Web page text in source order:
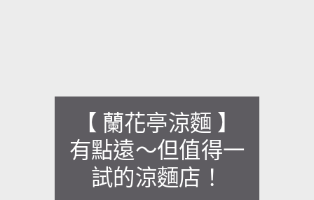
【 蘭花亭涼麵 】
有點遠～但值得一
試的涼麵店！